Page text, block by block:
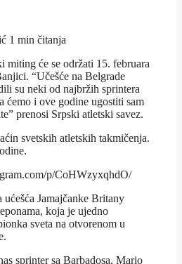
1 min čitanja
miting će se održati 15. februara
“Učešće na Belgrade
su neki od najbržih sprintera
ćemo i ove godine ugostiti sam
prenosi Srpski atletski savez.
svetskih atletskih takmičenja.
p/CoHWzyxqhdO/
Jamajčanke Britany
koja je ujedno
sveta na otvorenom u
sprinter sa Barbadosa, Mario